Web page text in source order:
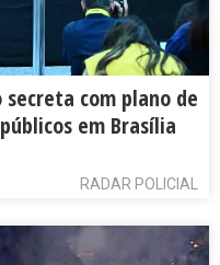
com plano de
em Brasília
RADAR POLICIAL